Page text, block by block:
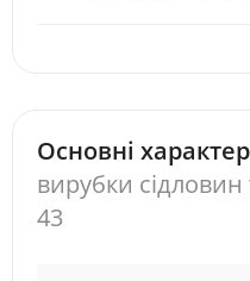
Основні
вирубки
43